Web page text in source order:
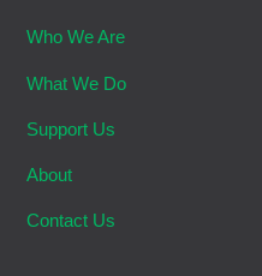
Who We Are
What We Do
Support Us
About
Contact Us